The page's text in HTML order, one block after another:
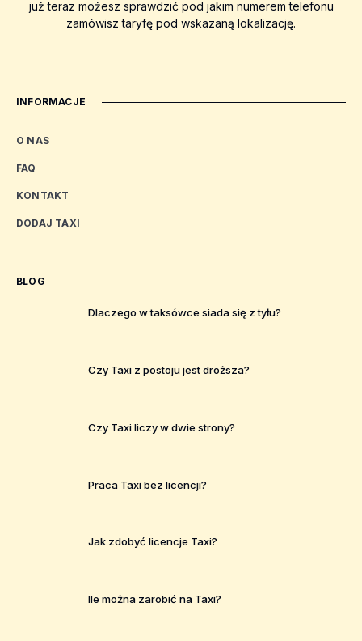
już teraz możesz sprawdzić pod jakim numerem telefonu
zamówisz taryfę pod wskazaną lokalizację.
INFORMACJE
O NAS
FAQ
KONTAKT
DODAJ TAXI
BLOG
Dlaczego w taksówce siada się z tyłu?
Czy Taxi z postoju jest droższa?
Czy Taxi liczy w dwie strony?
Praca Taxi bez licencji?
Jak zdobyć licencje Taxi?
Ile można zarobić na Taxi?